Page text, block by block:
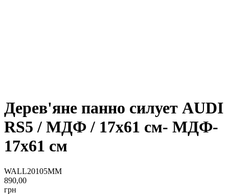
Дерев'яне панно силует AUDI
RS5 / МДФ / 17x61 см- МДФ-
17x61 см
WALL20105MM
890,00
грн